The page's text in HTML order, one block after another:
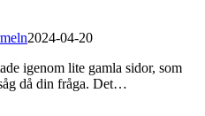
2024-04-20
igenom lite gamla sidor, som
då din fråga. Det…